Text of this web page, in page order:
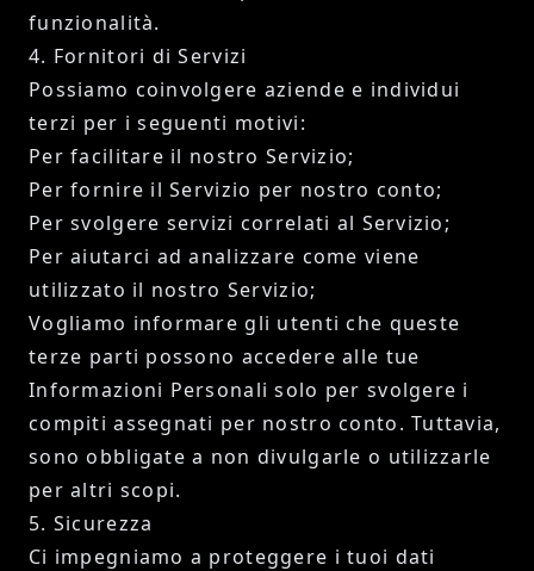
funzionalità.
4. Fornitori di Servizi
Possiamo coinvolgere aziende e individui
terzi per i seguenti motivi:
Per facilitare il nostro Servizio;
Per fornire il Servizio per nostro conto;
Per svolgere servizi correlati al Servizio;
Per aiutarci ad analizzare come viene
utilizzato il nostro Servizio;
Vogliamo informare gli utenti che queste
terze parti possono accedere alle tue
Informazioni Personali solo per svolgere i
compiti assegnati per nostro conto. Tuttavia,
sono obbligate a non divulgarle o utilizzarle
per altri scopi.
5. Sicurezza
Ci impegniamo a proteggere i tuoi dati